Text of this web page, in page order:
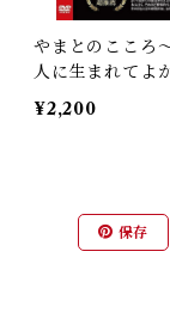
やまとのこころ
人に生まれてよ
¥2,200
保存